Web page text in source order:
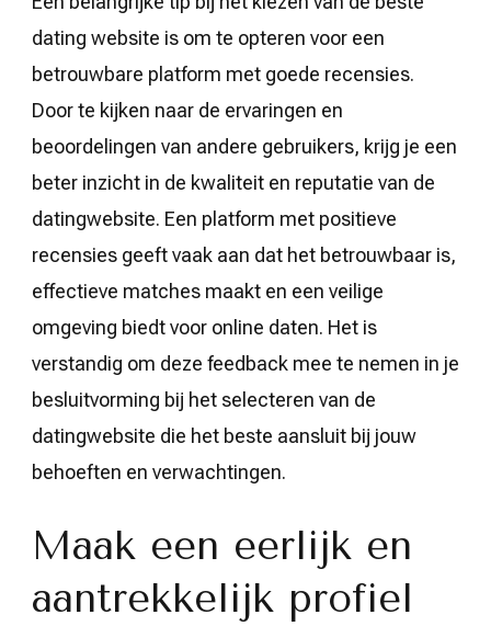
dating website is om te opteren voor een
betrouwbare platform met goede recensies.
Door te kijken naar de ervaringen en
beoordelingen van andere gebruikers, krijg je een
beter inzicht in de kwaliteit en reputatie van de
datingwebsite. Een platform met positieve
recensies geeft vaak aan dat het betrouwbaar is,
effectieve matches maakt en een veilige
omgeving biedt voor online daten. Het is
verstandig om deze feedback mee te nemen in je
besluitvorming bij het selecteren van de
datingwebsite die het beste aansluit bij jouw
behoeften en verwachtingen.
Maak een eerlijk en
aantrekkelijk profiel